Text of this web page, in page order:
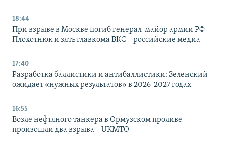
18:44
При взрыве в Москве погиб генерал-майор армии РФ
Плохотнюк и зять главкома ВКС – российские медиа
17:40
Разработка баллистики и антибаллистики: Зеленский
ожидает «нужных результатов» в 2026-2027 годах
16:55
Возле нефтяного танкера в Ормузском проливе
произошли два взрыва – UKMTO